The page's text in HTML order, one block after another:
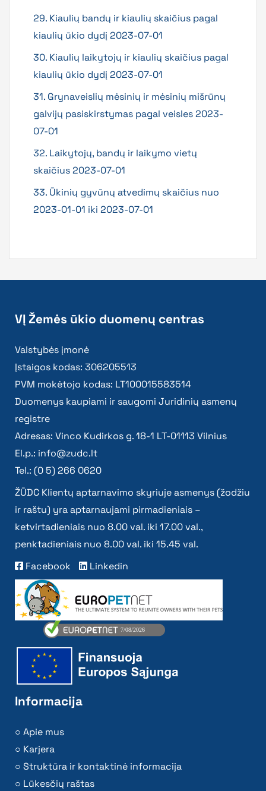
29. Kiaulių bandų ir kiaulių skaičius pagal
kiaulių ūkio dydį 2023-07-01
30. Kiaulių laikytojų ir kiaulių skaičius pagal
kiaulių ūkio dydį 2023-07-01
31. Grynaveislių mėsinių ir mėsinių mišrūnų
galvijų pasiskirstymas pagal veisles 2023-
07-01
32. Laikytojų, bandų ir laikymo vietų
skaičius 2023-07-01
33. Ūkinių gyvūnų atvedimų skaičius nuo
2023-01-01 iki 2023-07-01
VĮ Žemės ūkio duomenų centras
Valstybės įmonė
Įstaigos kodas: 306205513
PVM mokėtojo kodas: LT100015583514
Duomenys kaupiami ir saugomi Juridinių asmenų
registre
Adresas: Vinco Kudirkos g. 18-1 LT-01113 Vilnius
El.p.: info@zudc.lt
Tel.: (0 5) 266 0620
ŽŪDC Klientų aptarnavimo skyriuje asmenys (žodžiu
ir raštu) yra aptarnaujami pirmadieniais –
ketvirtadieniais nuo 8.00 val. iki 17.00 val.,
penktadieniais nuo 8.00 val. iki 15.45 val.
Facebook
Linkedin
Informacija
Apie mus
Karjera
Struktūra ir kontaktinė informacija
Lūkesčių raštas